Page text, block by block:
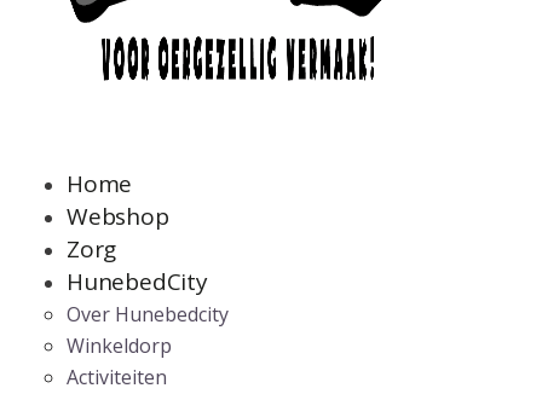
Home
Webshop
Zorg
HunebedCity
Over Hunebedcity
Winkeldorp
Activiteiten